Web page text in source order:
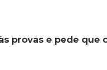
provas e pede